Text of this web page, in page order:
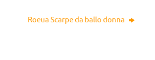
Roeua Scarpe da ballo donna